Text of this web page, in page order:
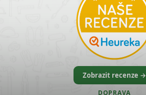
Zobrazit recenze →
DOPRAVA